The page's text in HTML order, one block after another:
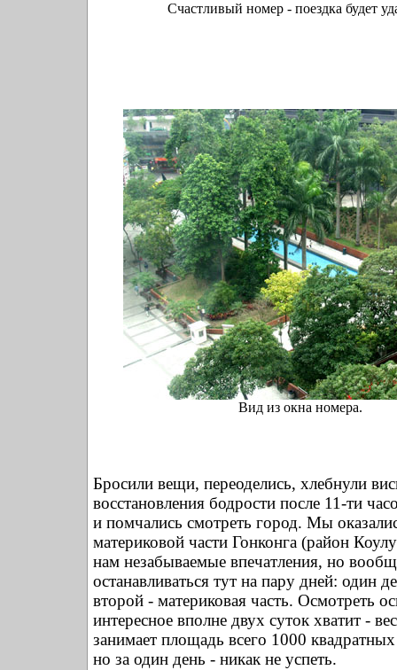
Счастливый номер - поездка будет
Вид из окна номера.
Бросили вещи, переоделись, хлебнули
восстановления бодрости после 11-ти
и помчались смотреть город. Мы
материковой части Гонконга (район
нам незабываемые впечатления, но
останавливаться тут на пару дней: один
второй - материковая часть. Осмотреть
интересное вполне двух суток хватит -
занимает площадь всего 1000
но за один день - никак не успеть.